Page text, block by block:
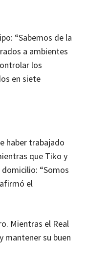
“Sabemos de la
a ambientes
los
en siete
haber trabajado
que Tiko y
“Somos
el
Mientras el Real
mantener su buen